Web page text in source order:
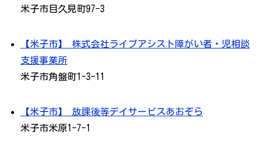
米子市目久見町97-3
【米子市】 株式会社ライブアシスト障がい者・児相談
支援事業所
米子市角盤町1-3-11
【米子市】 放課後等デイサービスあおぞら
米子市米原1-7-1